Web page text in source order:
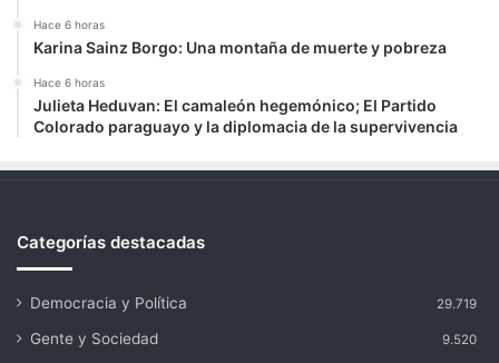
Hace 6 horas
Karina Sainz Borgo: Una montaña de muerte y pobreza
Hace 6 horas
Julieta Heduvan: El camaleón hegemónico; El Partido
Colorado paraguayo y la diplomacia de la supervivencia
Categorías destacadas
Democracia y Política 29.719
Gente y Sociedad 9.520